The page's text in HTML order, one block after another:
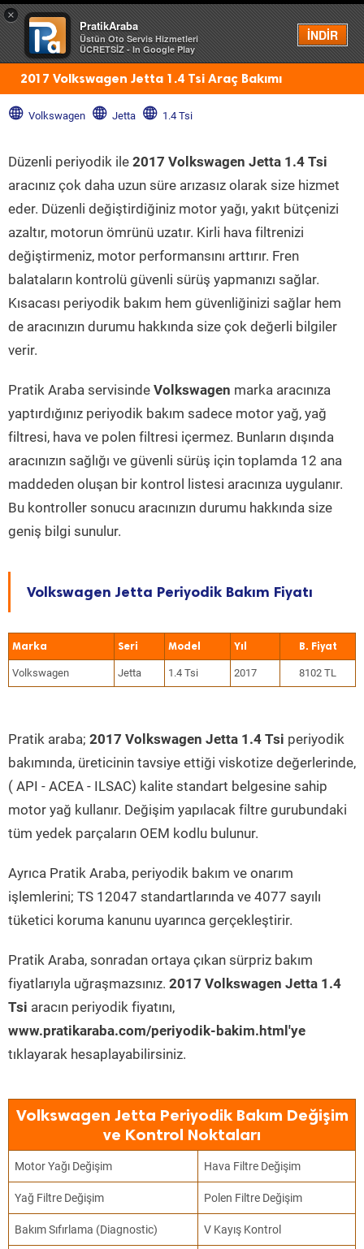
×
PratikAraba
Üstün Oto Servis Hizmetleri
ÜCRETSİZ - In Google Play
İNDİR
Menü
2017 Volkswagen Jetta 1.4 Tsi Araç Bakımı
Volkswagen Jetta 1.4 Tsi
Düzenli periyodik ile 2017 Volkswagen Jetta 1.4 Tsi
aracınız çok daha uzun süre arızasız olarak size hizmet
eder. Düzenli değiştirdiğiniz motor yağı, yakıt bütçenizi
azaltır, motorun ömrünü uzatır. Kirli hava filtrenizi
değiştirmeniz, motor performansını arttırır. Fren
balataların kontrolü güvenli sürüş yapmanızı sağlar.
Kısacası periyodik bakım hem güvenliğinizi sağlar hem
de aracınızın durumu hakkında size çok değerli bilgiler
verir.
Pratik Araba servisinde Volkswagen marka aracınıza
yaptırdığınız periyodik bakım sadece motor yağ, yağ
filtresi, hava ve polen filtresi içermez. Bunların dışında
aracınızın sağlığı ve güvenli sürüş için toplamda 12 ana
maddeden oluşan bir kontrol listesi aracınıza uygulanır.
Bu kontroller sonucu aracınızın durumu hakkında size
geniş bilgi sunulur.
Volkswagen Jetta Periyodik Bakım Fiyatı
Marka Seri Model Yıl
Volkswagen Jetta 1.4 Tsi 2017 8102 TL
Pratik araba; 2017 Volkswagen Jetta 1.4 Tsi periyodik
bakımında, üreticinin tavsiye ettiği viskotize değerlerinde,
( API - ACEA - ILSAC) kalite standart belgesine sahip
motor yağ kullanır. Değişim yapılacak filtre gurubundaki
tüm yedek parçaların OEM kodlu bulunur.
Ayrıca Pratik Araba, periyodik bakım ve onarım
işlemlerini; TS 12047 standartlarında ve 4077 sayılı
tüketici koruma kanunu uyarınca gerçekleştirir.
Pratik Araba, sonradan ortaya çıkan sürpriz bakım
fiyatlarıyla uğraşmazsınız. 2017 Volkswagen Jetta 1.4
Tsi aracın periyodik fiyatını,
www.pratikaraba.com/periyodik-bakim.html'ye
tıklayarak hesaplayabilirsiniz.
Volkswagen Jetta Periyodik Bakım Değişim
ve Kontrol Noktaları
Motor Yağı Değişim Hava Filtre Değişim
Yağ Filtre Değişim Polen Filtre Değişim
Bakım Sıfırlama (Diagnostic) V Kayış Kontrol